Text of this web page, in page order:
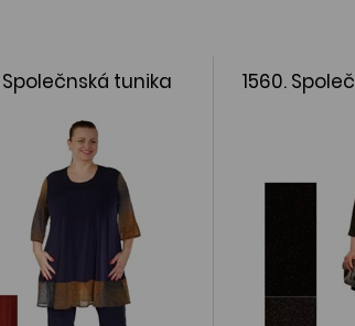
Společnská tunika
1560.